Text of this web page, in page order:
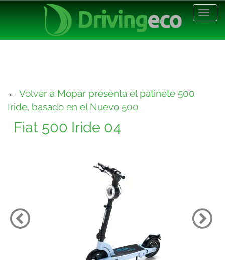
← Volver a Mopar presenta el patinete 500
Iride, basado en el Nuevo 500
Fiat 500 Iride 04